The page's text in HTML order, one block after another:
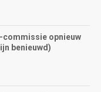
commissie opnieuw
benieuwd)